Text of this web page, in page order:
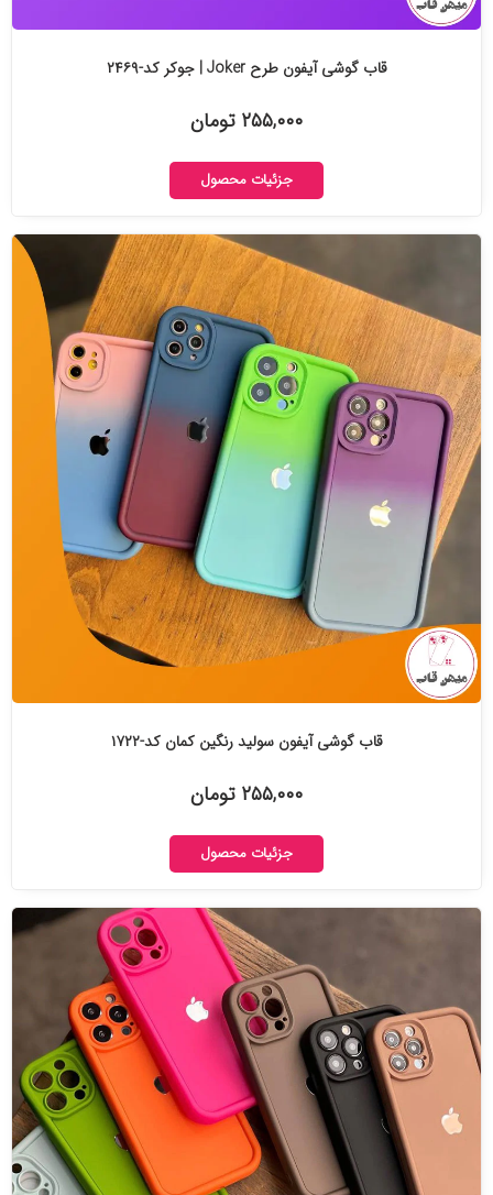
قاب گوشی آیفون طرح Joker | جوکر کد-۲۴۶۹
۲۵۵,۰۰۰ تومان
جزئیات محصول
قاب گوشی آیفون سولید رنگین کمان کد-۱۷۲۲
۲۵۵,۰۰۰ تومان
جزئیات محصول